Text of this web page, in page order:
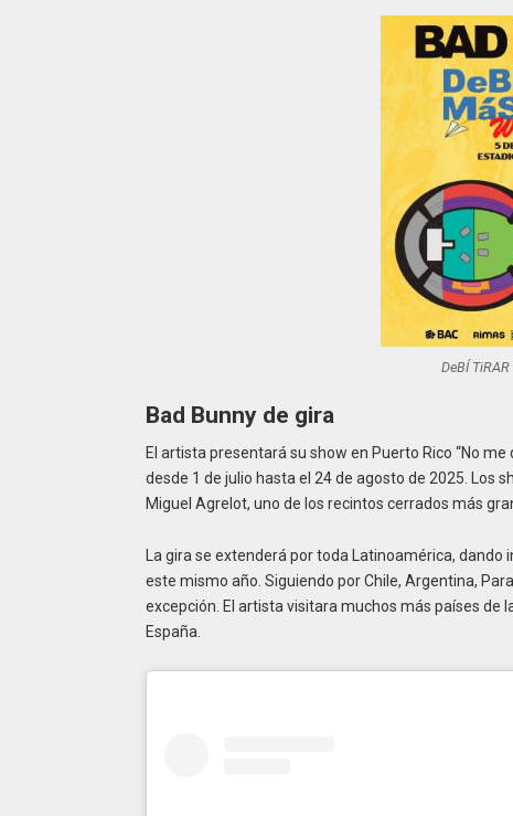
DeBÍ
Bad Bunny de gira
El artista presentará su show en Puerto Rico “No
desde 1 de julio hasta el 24 de agosto de 2025. Los
Miguel Agrelot, uno de los recintos cerrados más
La gira se extenderá por toda Latinoamérica,
este mismo año. Siguiendo por Chile, Argentina,
excepción. El artista visitara muchos más países de
España.